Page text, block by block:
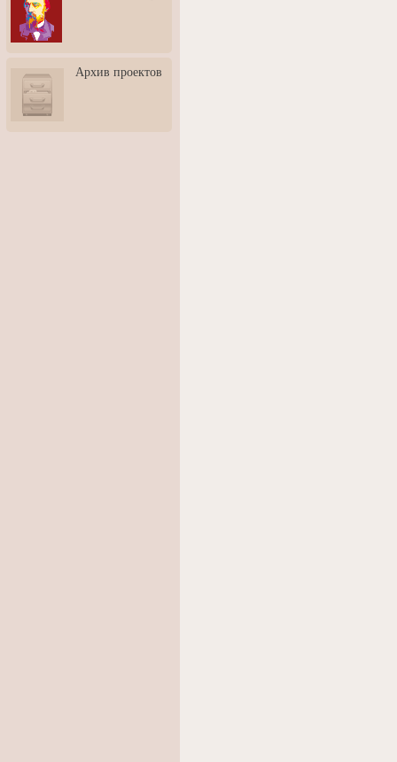
3: Обусловленности
человека и их влияние на
карьеру
скульптором Дмитрием
Тугариновым
АртБульвар в День города
Архив проектов